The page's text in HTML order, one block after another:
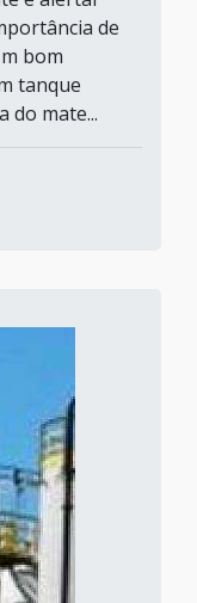
de
bom
tanque
do mate...